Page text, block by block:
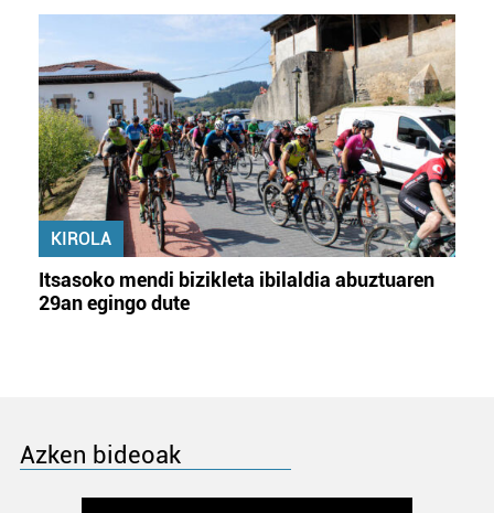
KIROLA
Itsasoko mendi bizikleta ibilaldia abuztuaren
29an egingo dute
Azken bideoak